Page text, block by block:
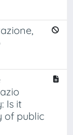
Is it
of public